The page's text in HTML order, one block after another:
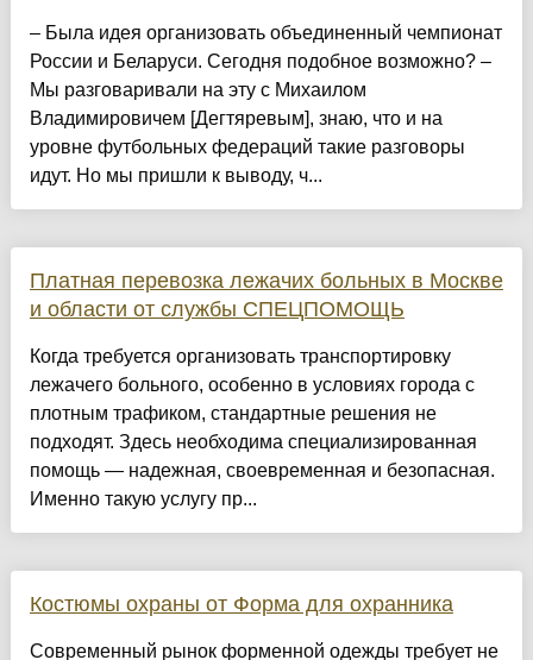
– Была идея организовать объединенный чемпионат
России и Беларуси. Сегодня подобное возможно? –
Мы разговаривали на эту с Михаилом
Владимировичем [Дегтяревым], знаю, что и на
уровне футбольных федераций такие разговоры
идут. Но мы пришли к выводу, ч...
Платная перевозка лежачих больных в Москве
и области от службы СПЕЦПОМОЩЬ
Когда требуется организовать транспортировку
лежачего больного, особенно в условиях города с
плотным трафиком, стандартные решения не
подходят. Здесь необходима специализированная
помощь — надежная, своевременная и безопасная.
Именно такую услугу пр...
Костюмы охраны от Форма для охранника
Современный рынок форменной одежды требует не